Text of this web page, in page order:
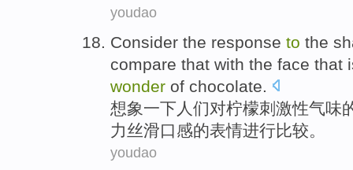
youdao
Consider the response to the
compare that with the face that
wonder of chocolate
想象一下 人们对柠檬刺激性气味
力丝滑口感的表情进行比较 。
youdao